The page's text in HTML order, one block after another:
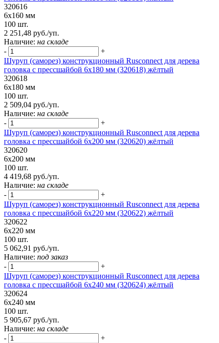
320616
6х160 мм
100 шт.
2 251,48 руб./уп.
Наличие: на складе
-
+
Шуруп (саморез) конструкционный Rusconnect для дерева
головка с прессшайбой 6х180 мм (320618) жёлтый
320618
6х180 мм
100 шт.
2 509,04 руб./уп.
Наличие: на складе
-
+
Шуруп (саморез) конструкционный Rusconnect для дерева
головка с прессшайбой 6х200 мм (320620) жёлтый
320620
6х200 мм
100 шт.
4 419,68 руб./уп.
Наличие: на складе
-
+
Шуруп (саморез) конструкционный Rusconnect для дерева
головка с прессшайбой 6х220 мм (320622) жёлтый
320622
6х220 мм
100 шт.
5 062,91 руб./уп.
Наличие: под заказ
-
+
Шуруп (саморез) конструкционный Rusconnect для дерева
головка с прессшайбой 6х240 мм (320624) жёлтый
320624
6х240 мм
100 шт.
5 905,67 руб./уп.
Наличие: на складе
-
+